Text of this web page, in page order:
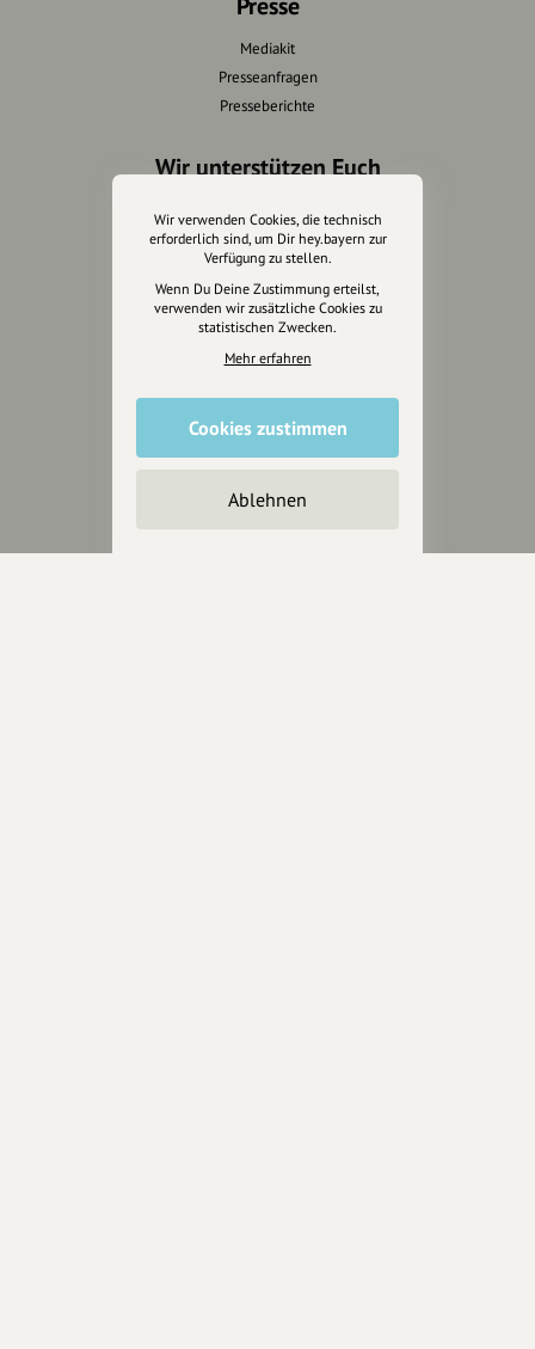
Mediakit
Presseanfragen
Presseberichte
Wir unterstützen Euch
Fotografie & mehr
Marketing
Design & Branding
Anakin Design
Unterstütze
unsere Plattform
uns für unsere Region und
für alle, die uns besuchen
Wir verwenden Cookies, die technisch
erforderlich sind, um Dir hey.bayern zur
Verfügung zu stellen.
Wenn Du Deine Zustimmung erteilst,
verwenden wir zusätzliche Cookies zu
statistischen Zwecken.
Mehr erfahren
Cookies zustimmen
Ablehnen